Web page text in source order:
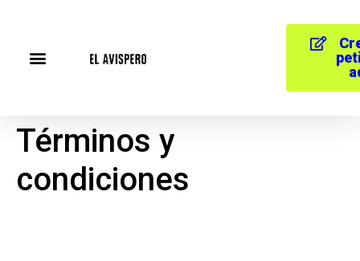
Términos y
condiciones